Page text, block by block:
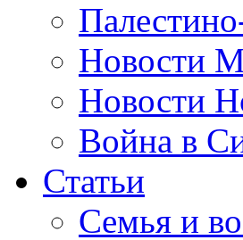
Новости
Новости
Война в
Статьи
Семья и